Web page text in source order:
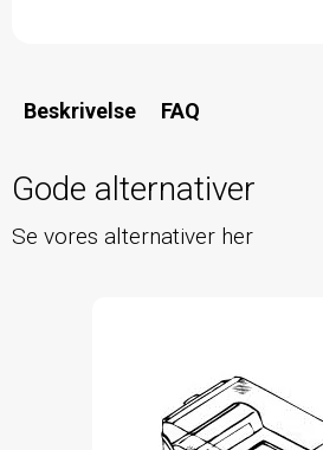
Beskrivelse FAQ
Gode alternativer
Se vores alternativer her